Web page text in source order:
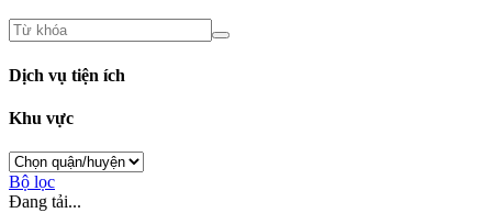
Dịch vụ tiện ích
Khu vực
Bộ lọc
Đang tải...